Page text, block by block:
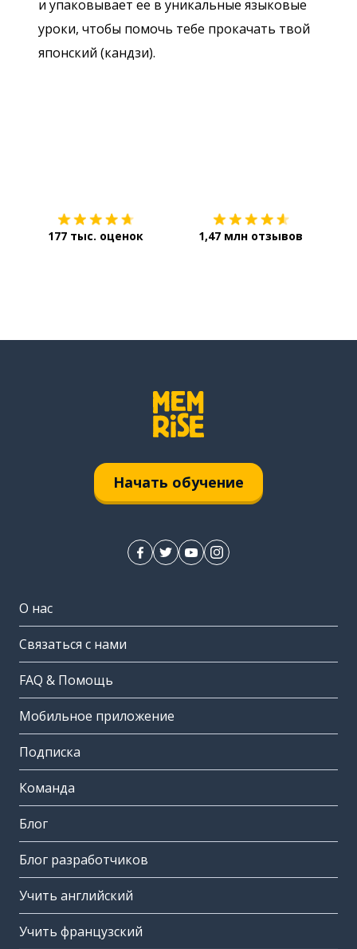
и упаковывает ее в уникальные языковые
уроки, чтобы помочь тебе прокачать твой
японский (кандзи).
177 тыс. оценок 1,47 млн отзывов
Начать обучение
О нас
Связаться с нами
FAQ & Помощь
Мобильное приложение
Подписка
Команда
Блог
Блог разработчиков
Учить английский
Учить французский